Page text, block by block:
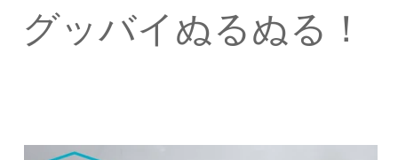
グッバイぬるぬる！